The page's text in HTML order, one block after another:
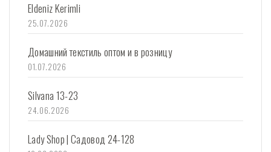
Eldeniz Kerimli
25.07.2026
Домашний текстиль оптом и в розницу
01.07.2026
Silvana 13-23
24.06.2026
Lady Shop | Садовод 24-128